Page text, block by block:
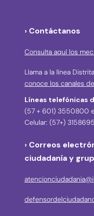
› Contáctanos
Consulta aquí los
Llama a la línea
conoce los canales
Líneas telefónicas
(57 + 601) 3550800
Celular: (57+)
› Correos
ciudadanía y